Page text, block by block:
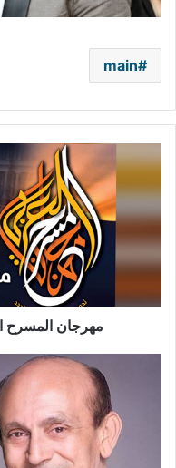
main
المسرح
العربي
في
بغداد
مهرجان المسرح